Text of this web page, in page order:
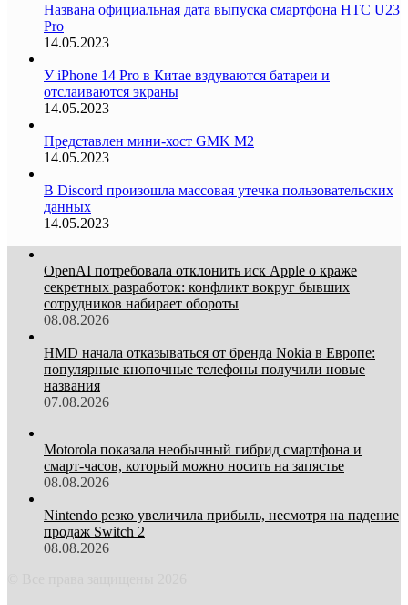
Названа официальная дата выпуска смартфона HTC U23
Pro
14.05.2023
У iPhone 14 Pro в Китае вздуваются батареи и
отслаиваются экраны
14.05.2023
Представлен мини-хост GMK M2
14.05.2023
В Discord произошла массовая утечка пользовательских
данных
14.05.2023
OpenAI потребовала отклонить иск Apple о краже
секретных разработок: конфликт вокруг бывших
сотрудников набирает обороты
08.08.2026
HMD начала отказываться от бренда Nokia в Европе:
популярные кнопочные телефоны получили новые
названия
07.08.2026
Motorola показала необычный гибрид смартфона и
смарт-часов, который можно носить на запястье
08.08.2026
Nintendo резко увеличила прибыль, несмотря на падение
продаж Switch 2
08.08.2026